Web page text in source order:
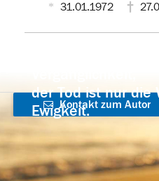
31.01.1972
der Tod ist nur die
Ewigkeit.
Kontakt zum Autor
aufnehmen